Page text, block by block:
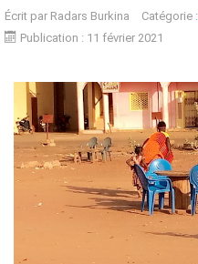
Écrit par Radars Burkina Catégorie :
Publication : 11 février 2021